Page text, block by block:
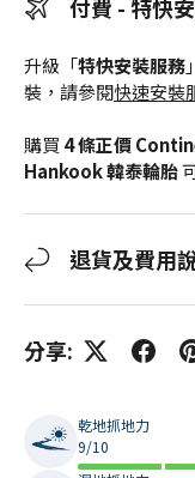
付費 - 特快
升級「特快安裝服務
裝，請參閱快速安裝
購買 4 條正價
Hankook 韓泰輪胎
退貨及費用
分享:
乾地抓地力
9/10